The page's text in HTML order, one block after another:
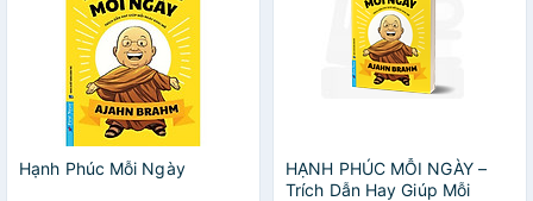
Hạnh Phúc Mỗi Ngày
HẠNH PHÚC MỖI NGÀY –
Trích Dẫn Hay Giúp Mỗi